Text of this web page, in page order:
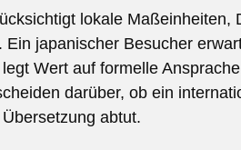
lokale Maßeinheiten,
japanischer Besucher
Wert auf formelle
darüber, ob ein
abtut.